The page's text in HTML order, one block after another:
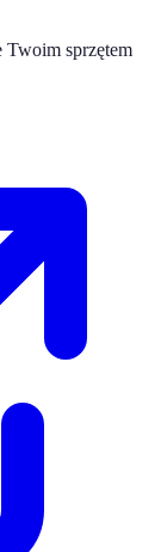
Twoim sprzętem